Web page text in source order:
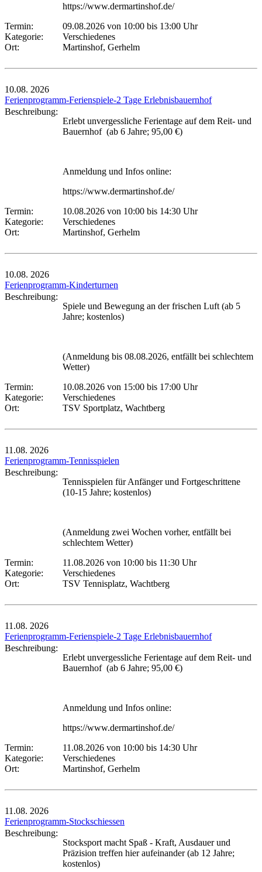
https://www.dermartinshof.de/
Termin:
09.08.2026 von 10:00 bis 13:00 Uhr
Kategorie:
Verschiedenes
Ort:
Martinshof, Gerhelm
10.08. 2026
Ferienprogramm-Ferienspiele-2 Tage Erlebnisbauernhof
Beschreibung:
Erlebt unvergessliche Ferientage auf dem Reit- und
Bauernhof (ab 6 Jahre; 95,00 €)
Anmeldung und Infos online:
https://www.dermartinshof.de/
Termin:
10.08.2026 von 10:00 bis 14:30 Uhr
Kategorie:
Verschiedenes
Ort:
Martinshof, Gerhelm
10.08. 2026
Ferienprogramm-Kinderturnen
Beschreibung:
Spiele und Bewegung an der frischen Luft (ab 5
Jahre; kostenlos)
(Anmeldung bis 08.08.2026, entfällt bei schlechtem
Wetter)
Termin:
10.08.2026 von 15:00 bis 17:00 Uhr
Kategorie:
Verschiedenes
Ort:
TSV Sportplatz, Wachtberg
11.08. 2026
Ferienprogramm-Tennisspielen
Beschreibung:
Tennisspielen für Anfänger und Fortgeschrittene
(10-15 Jahre; kostenlos)
(Anmeldung zwei Wochen vorher, entfällt bei
schlechtem Wetter)
Termin:
11.08.2026 von 10:00 bis 11:30 Uhr
Kategorie:
Verschiedenes
Ort:
TSV Tennisplatz, Wachtberg
11.08. 2026
Ferienprogramm-Ferienspiele-2 Tage Erlebnisbauernhof
Beschreibung:
Erlebt unvergessliche Ferientage auf dem Reit- und
Bauernhof (ab 6 Jahre; 95,00 €)
Anmeldung und Infos online:
https://www.dermartinshof.de/
Termin:
11.08.2026 von 10:00 bis 14:30 Uhr
Kategorie:
Verschiedenes
Ort:
Martinshof, Gerhelm
11.08. 2026
Ferienprogramm-Stockschiessen
Beschreibung:
Stocksport macht Spaß - Kraft, Ausdauer und
Präzision treffen hier aufeinander (ab 12 Jahre;
kostenlos)